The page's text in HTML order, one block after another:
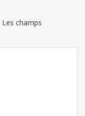
Les champs